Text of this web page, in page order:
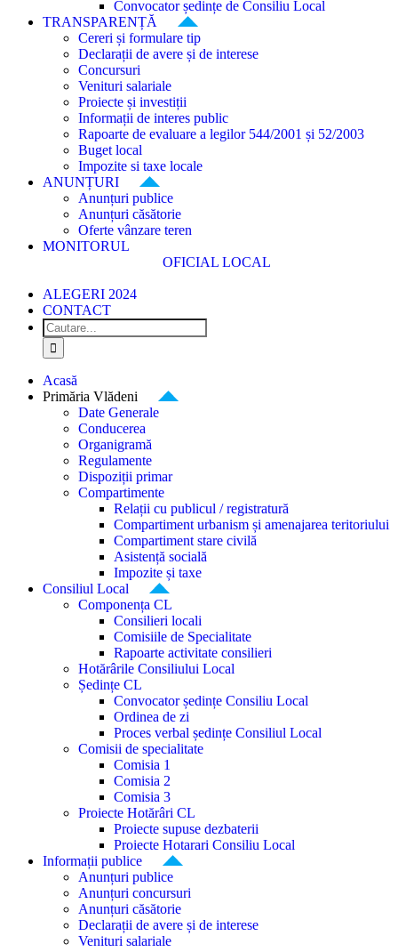
Convocator ședințe de Consiliu Local
TRANSPARENȚĂ
Cereri și formulare tip
Declarații de avere și de interese
Concursuri
Venituri salariale
Proiecte și investiții
Informații de interes public
Rapoarte de evaluare a legilor 544/2001 și 52/2003
Buget local
Impozite si taxe locale
ANUNȚURI
Anunțuri publice
Anunțuri căsătorie
Oferte vânzare teren
MONITORUL
OFICIAL LOCAL
ALEGERI 2024
CONTACT
Cautare...
Acasă
Primăria Vlădeni
Date Generale
Conducerea
Organigramă
Regulamente
Dispoziții primar
Compartimente
Relații cu publicul / registratură
Compartiment urbanism și amenajarea teritoriului
Compartiment stare civilă
Asistență socială
Impozite și taxe
Consiliul Local
Componența CL
Consilieri locali
Comisiile de Specialitate
Rapoarte activitate consilieri
Hotărârile Consiliului Local
Ședințe CL
Convocator ședințe Consiliu Local
Ordinea de zi
Proces verbal ședințe Consiliul Local
Comisii de specialitate
Comisia 1
Comisia 2
Comisia 3
Proiecte Hotărâri CL
Proiecte supuse dezbaterii
Proiecte Hotarari Consiliu Local
Informații publice
Anunțuri publice
Anunțuri concursuri
Anunțuri căsătorie
Declarații de avere și de interese
Venituri salariale